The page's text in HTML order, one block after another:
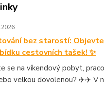
bez starostí: Objevte
cestovních tašek! ✨
se na víkendový pobyt,
velkou dovolenou? ✈️✈️ V